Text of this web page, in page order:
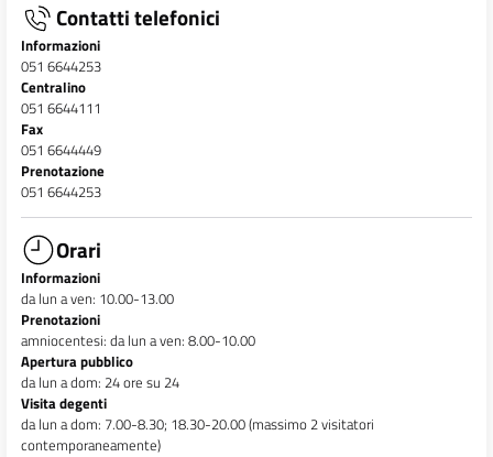
Contatti telefonici
Informazioni
051 6644253
Centralino
051 6644111
Fax
051 6644449
Prenotazione
051 6644253
Orari
Informazioni
da lun a ven: 10.00-13.00
Prenotazioni
amniocentesi: da lun a ven: 8.00-10.00
Apertura pubblico
da lun a dom: 24 ore su 24
Visita degenti
da lun a dom: 7.00-8.30; 18.30-20.00 (massimo 2 visitatori
contemporaneamente)